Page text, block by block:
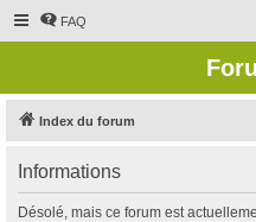
FAQ
Index du forum
Informations
Désolé, mais ce forum est